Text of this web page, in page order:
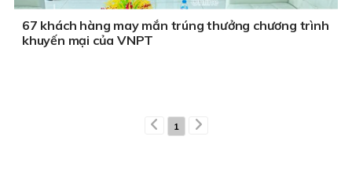
67 khách hàng may mắn trúng thưởng chương trình
khuyến mại của VNPT
1